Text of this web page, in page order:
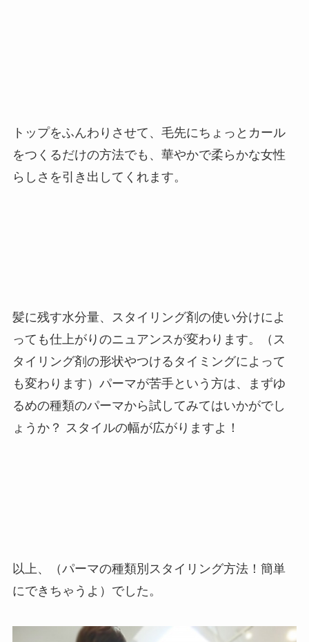
トップをふんわりさせて、毛先にちょっとカール
をつくるだけの方法でも、華やかで柔らかな女性
らしさを引き出してくれます。
髪に残す水分量、スタイリング剤の使い分けによ
っても仕上がりのニュアンスが変わります。（ス
タイリング剤の形状やつけるタイミングによって
も変わります）パーマが苦手という方は、まずゆ
るめの種類のパーマから試してみてはいかがでし
ょうか？ スタイルの幅が広がりますよ！
以上、（パーマの種類別スタイリング方法！簡単
にできちゃうよ）でした。